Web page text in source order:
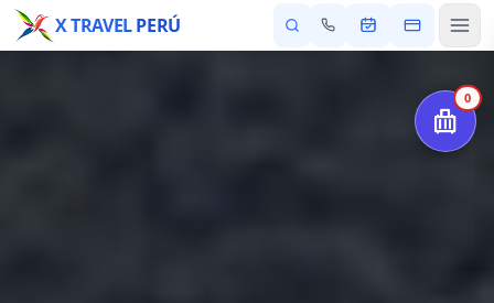
X TRAVELPERÚ
0